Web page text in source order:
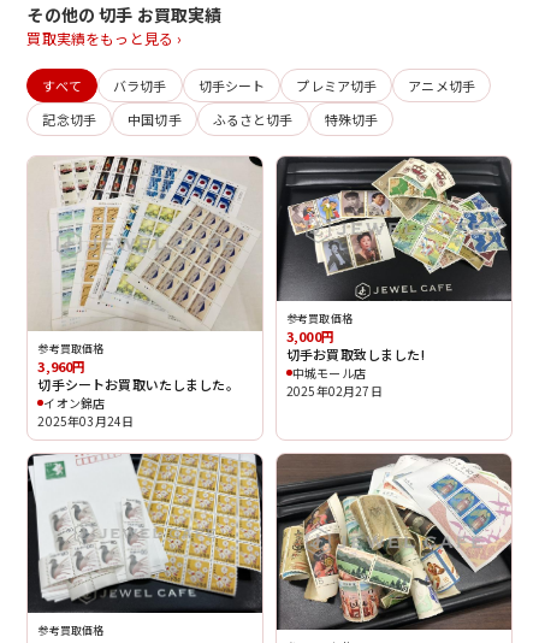
その他の 切手 お買取実績
買取実績をもっと見る ›
すべて バラ切手 切手シート プレミア切手
アニメ切手
記念切手
中国切手 ふるさと切手 特殊切手
参考買取価格
3,960円
切手シートお買取いたしました。
イオン錦店
2025年03月24日
参考買取価格
3,000円
切手お買取致しました!
中城モール店
2025年02月27日
参考買取価格